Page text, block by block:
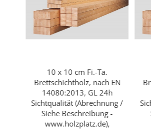
10 x 10 cm Fi.-Ta.
Brettschichtholz, nach EN
14080:2013, GL 24h
Sichtqualität (Abrechnung /
Siehe Beschreibung -
www.holzplatz.de),